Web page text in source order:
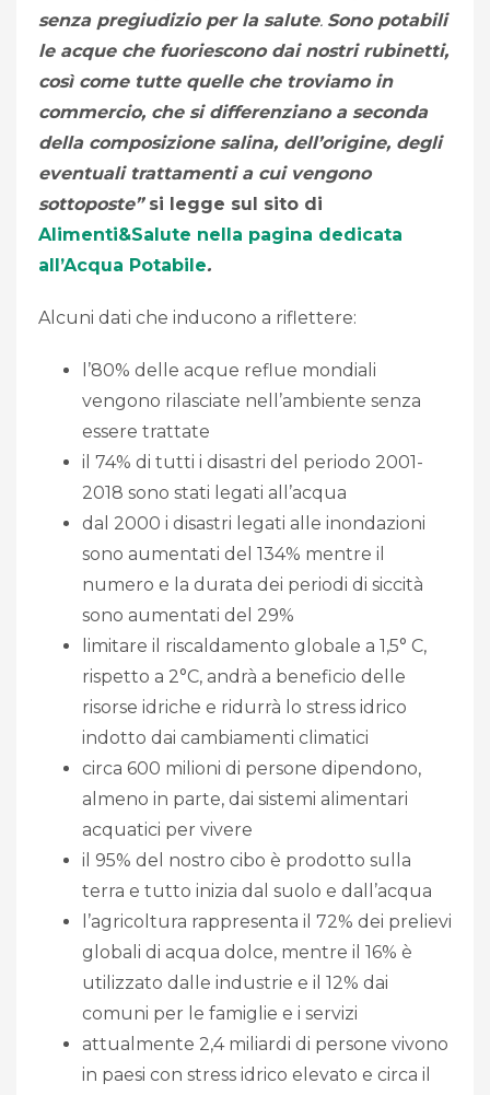
senza pregiudizio per la salute. Sono potabili
le acque che fuoriescono dai nostri rubinetti,
così come tutte quelle che troviamo in
commercio, che si differenziano a seconda
della composizione salina, dell’origine, degli
eventuali trattamenti a cui vengono
sottoposte” si legge sul sito di
Alimenti&Salute nella pagina dedicata
all’Acqua Potabile.
Alcuni dati che inducono a riflettere:
l’80% delle acque reflue mondiali
vengono rilasciate nell’ambiente senza
essere trattate
il 74% di tutti i disastri del periodo 2001-
2018 sono stati legati all’acqua
dal 2000 i disastri legati alle inondazioni
sono aumentati del 134% mentre il
numero e la durata dei periodi di siccità
sono aumentati del 29%
limitare il riscaldamento globale a 1,5° C,
rispetto a 2°C, andrà a beneficio delle
risorse idriche e ridurrà lo stress idrico
indotto dai cambiamenti climatici
circa 600 milioni di persone dipendono,
almeno in parte, dai sistemi alimentari
acquatici per vivere
il 95% del nostro cibo è prodotto sulla
terra e tutto inizia dal suolo e dall’acqua
l’agricoltura rappresenta il 72% dei prelievi
globali di acqua dolce, mentre il 16% è
utilizzato dalle industrie e il 12% dai
comuni per le famiglie e i servizi
attualmente 2,4 miliardi di persone vivono
in paesi con stress idrico elevato e circa il